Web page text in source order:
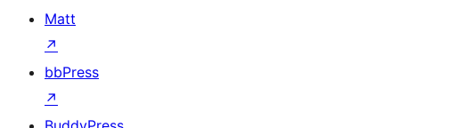
Matt
↗
bbPress
↗